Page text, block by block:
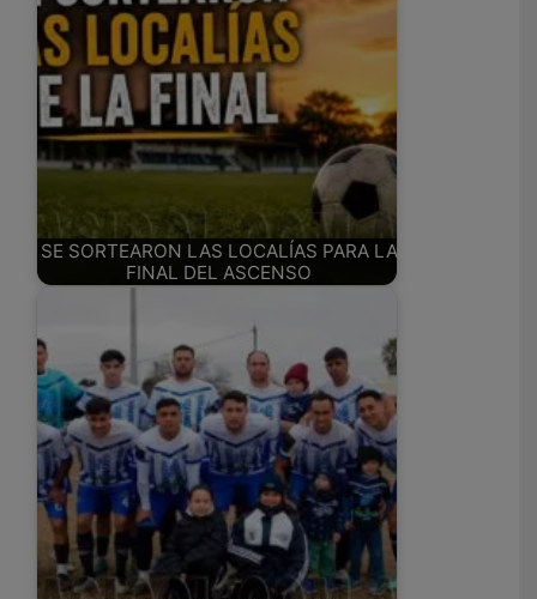
SE SORTEARON LAS LOCALÍAS PARA LA
FINAL DEL ASCENSO